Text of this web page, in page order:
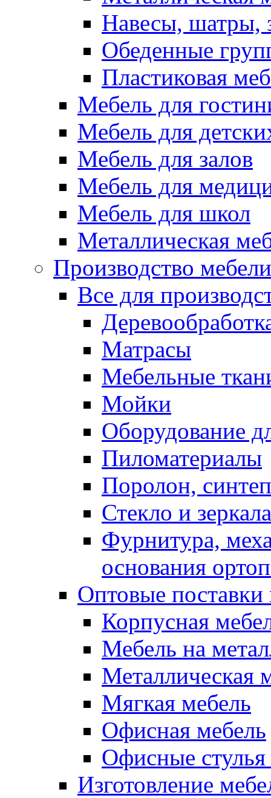
Навесы, шатры,
Обеденные
Пластиковая
Мебель для
Мебель для
Мебель для залов
Мебель для
Мебель для школ
Металлическая
Производство мебели
Все для
Матрасы
Мебельные
Мойки
Оборудование
Пиломатериалы
Поролон,
Стекло и зеркала
Фурнитура,
основания
Оптовые поставки
Корпусная
Мебель на
Металлическая
Мягкая мебель
Офисная мебель
Офисные стулья
Изготовление